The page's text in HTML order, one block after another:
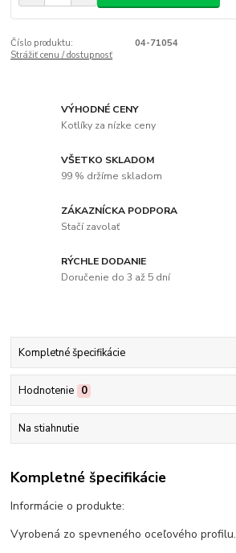
Číslo produktu:
04-71054
Strážiť cenu / dostupnosť
VÝHODNÉ CENY
Kotlíky za nízke ceny
VŠETKO SKLADOM
99 % držíme skladom
ZÁKAZNÍCKA PODPORA
Stačí zavolať
RÝCHLE DODANIE
Doručenie do 3 až 5 dní
Kompletné špecifikácie
Hodnotenie 0
Na stiahnutie
Kompletné špecifikácie
Informácie o produkte:
Vyrobená zo spevneného oceľového profilu.